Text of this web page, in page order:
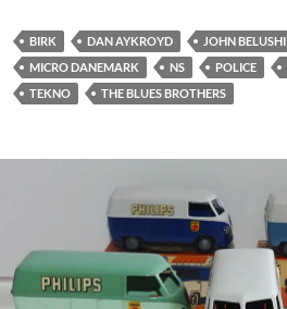
BIRK DAN AYKROYD JOHN BELUSHI
MICRO DANEMARK
NS POLICE
TEKNO
THE BLUES BROTHERS